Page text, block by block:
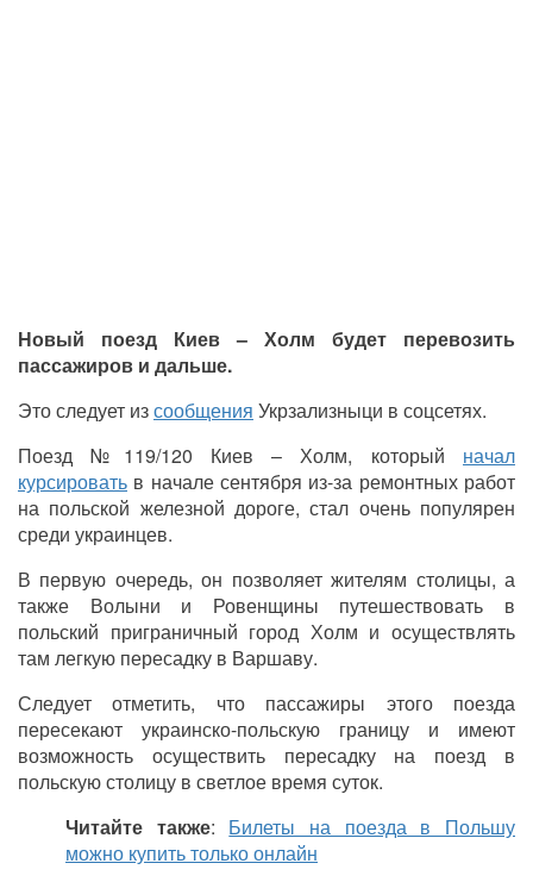
Новый поезд Киев – Холм будет перевозить
пассажиров и дальше.
Это следует изсообщения Укрзализныци в соцсетях.
Поезд №119/120 Киев – Холм, который начал
курсировать в начале сентября из-за ремонтных работ
на польской железной дороге, стал очень популярен
среди украинцев.
В первую очередь, он позволяет жителям столицы, а
также Волыни и Ровенщины путешествовать в
польский приграничный город Холм и осуществлять
там легкую пересадку в Варшаву.
Следует отметить, что пассажиры этого поезда
пересекают украинско-польскую границу и имеют
возможность осуществить пересадку на поезд в
польскую столицу в светлое время суток.
Читайте также: Билеты на поезда в Польшу
можно купить только онлайн